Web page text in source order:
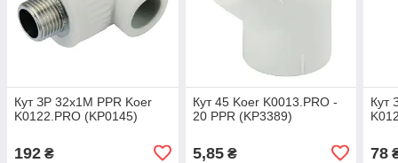
Кут ЗР 32x1M PPR Koer
K0122.PRO (KP0145)
192 ₴
Кут 45 Koer K0013.PRO -
20 PPR (KP3389)
5,85₴
Кут
78